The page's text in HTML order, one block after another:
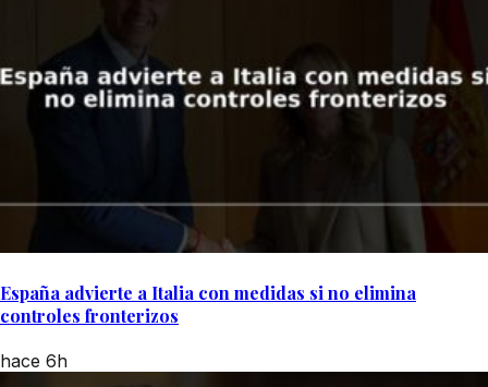
España advierte a Italia con medidas si no elimina
controles fronterizos
hace 6h